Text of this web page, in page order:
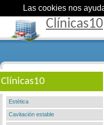
Clínicas10
Clínicas10
Estética
Cavitación estable
Las cookies nos